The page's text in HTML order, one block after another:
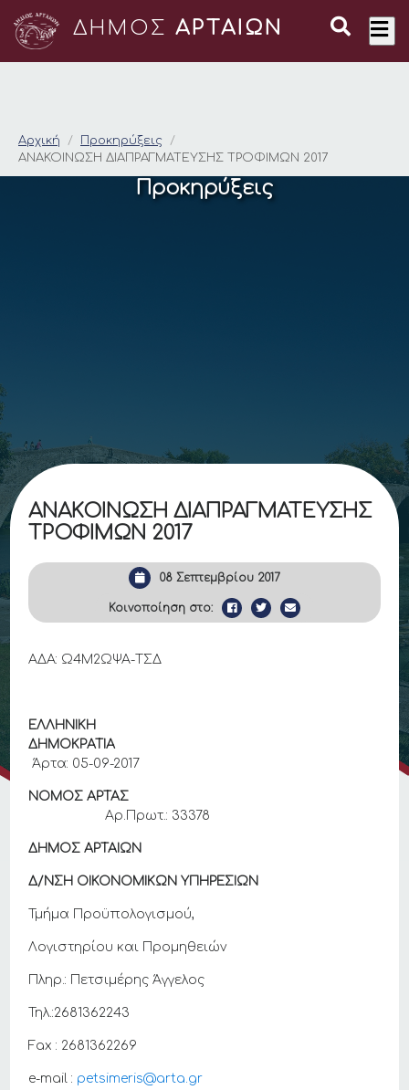
ΔΗΜΟΣ ΑΡΤΑΙΩΝ
ΑΝΑΚΟΙΝΩΣΗ
Αρχική
Προκηρύξεις
ΑΝΑΚΟΙΝΩΣΗ ΔΙΑΠΡΑΓΜΑΤΕΥΣΗΣ ΤΡΟΦΙΜΩΝ 2017
Προκηρύξεις
ΑΝΑΚΟΙΝΩΣΗ ΔΙΑΠΡΑΓΜΑΤΕΥΣΗΣ
ΤΡΟΦΙΜΩΝ 2017
08 Σεπτεμβρίου 2017
Κοινοποίηση στο:
ΑΔΑ: Ω4Μ2ΩΨΑ-ΤΣΔ
ΕΛΛΗΝΙΚΗ
ΔΗΜΟΚΡΑΤΙΑ
Άρτα: 05-09-2017
ΝΟΜΟΣ ΑΡΤΑΣ
Αρ.Πρωτ.: 33378
ΔΗΜΟΣ ΑΡΤΑΙΩΝ
Δ/ΝΣΗ ΟΙΚΟΝΟΜΙΚΩΝ ΥΠΗΡΕΣΙΩΝ
Τμήμα Προϋπολογισμού,
Λογιστηρίου και Προμηθειών
Πληρ.: Πετσιμέρης Άγγελος
Τηλ.:2681362243
Fax : 2681362269
e-mail : petsimeris@arta.gr